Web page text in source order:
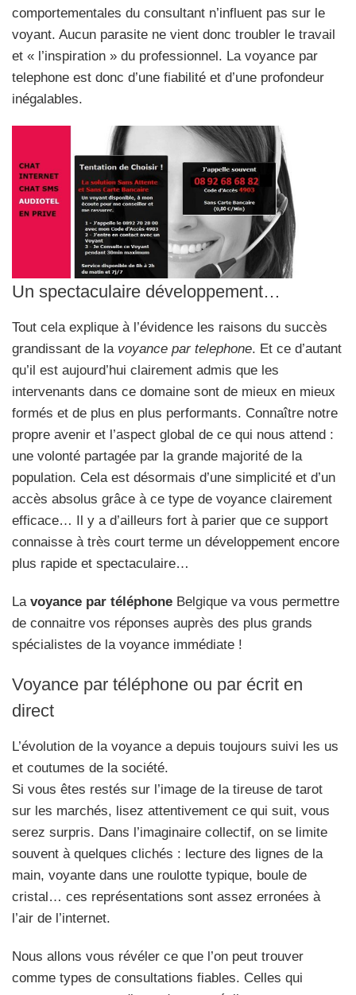
comportementales du consultant n’influent pas sur le
voyant. Aucun parasite ne vient donc troubler le travail
et « l’inspiration » du professionnel. La voyance par
telephone est donc d’une fiabilité et d’une profondeur
inégalables.
Un spectaculaire développement…
Tout cela explique à l’évidence les raisons du succès
grandissant de la voyance par telephone. Et ce d’autant
qu’il est aujourd’hui clairement admis que les
intervenants dans ce domaine sont de mieux en mieux
formés et de plus en plus performants. Connaître notre
propre avenir et l’aspect global de ce qui nous attend :
une volonté partagée par la grande majorité de la
population. Cela est désormais d’une simplicité et d’un
accès absolus grâce à ce type de voyance clairement
efficace… Il y a d’ailleurs fort à parier que ce support
connaisse à très court terme un développement encore
plus rapide et spectaculaire…
La voyance par téléphone Belgique va vous permettre
de connaitre vos réponses auprès des plus grands
spécialistes de la voyance immédiate !
Voyance par téléphone ou par écrit en
direct
L’évolution de la voyance a depuis toujours suivi les us
et coutumes de la société.
Si vous êtes restés sur l’image de la tireuse de tarot
sur les marchés, lisez attentivement ce qui suit, vous
serez surpris. Dans l’imaginaire collectif, on se limite
souvent à quelques clichés : lecture des lignes de la
main, voyante dans une roulotte typique, boule de
cristal… ces représentations sont assez erronées à
l’air de l’internet.
Nous allons vous révéler ce que l’on peut trouver
comme types de consultations fiables. Celles qui